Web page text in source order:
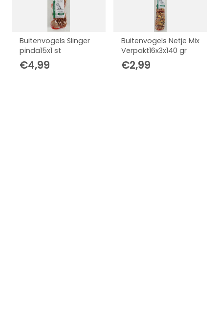
Buitenvogels Slinger
pinda15x1 st
€4,99
Buitenvogels Netje Mix
Verpakt16x3x140 gr
€2,99